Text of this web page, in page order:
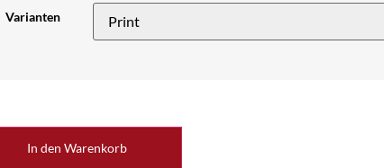
Varianten
In den Warenkorb